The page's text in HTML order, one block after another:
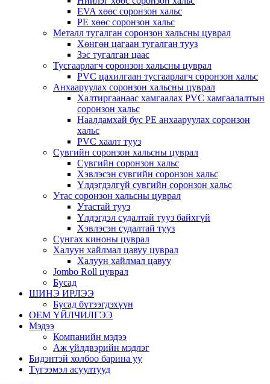
EVA хөөс соронзон хальс
PE хөөс соронзон хальс
Металл тугалган соронзон хальсны цуврал
Хөнгөн цагаан тугалган тууз
Зэс тугалган цаас
Тусгаарлагч соронзон хальсны цуврал
PVC цахилгаан тусгаарлагч соронзон хальс
Анхааруулах соронзон хальсны цуврал
Халтиргаанаас хамгаалах PVC хамгаалалтын
соронзон хальс
Наалдамхай бус PE анхааруулах соронзон
хальс
PVC хаалт тууз
Сувгийн соронзон хальсны цуврал
Сувгийн соронзон хальс
Хэвлэсэн сувгийн соронзон хальс
Үлдэгдэлгүй сувгийн соронзон хальс
Утас соронзон хальсны цуврал
Утастай тууз
Үлдэгдэл судалтай тууз байхгүй
Хэвлэсэн судалтай тууз
Сунгах киноны цуврал
Халуун хайлмал цавуу цуврал
Халуун хайлмал цавуу
Jombo Roll цуврал
Бусад
ШИНЭ ИРЛЭЭ
Бусад бүтээгдэхүүн
OEM ҮЙЛЧИЛГЭЭ
Мэдээ
Компанийн мэдээ
Аж үйлдвэрийн мэдлэг
Бидэнтэй холбоо барина уу
Түгээмэл асуултууд